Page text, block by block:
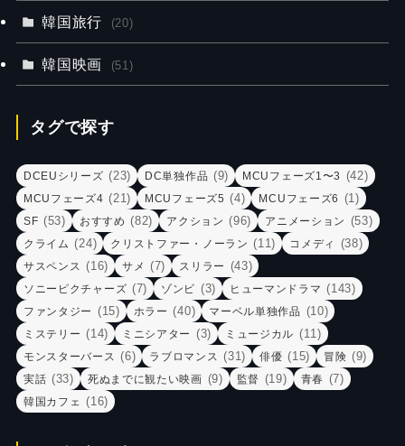
韓国旅行 (20)
韓国映画 (51)
タグで探す
DCEUシリーズ (23) DC単独作品 (9) MCUフェーズ1〜3 (42)
MCUフェーズ4 (21) MCUフェーズ5 (4) MCUフェーズ6 (1)
SF (53) おすすめ (82) アクション (96) アニメーション (53)
クライム (24) クリストファー・ノーラン (11) コメディ (38)
サスペンス (16) サメ (7) スリラー (43)
ソニーピクチャーズ (7) ゾンビ (3) ヒューマンドラマ (143)
ファンタジー (15) ホラー (40) マーベル単独作品 (10)
ミステリー (14) ミニシアター (3) ミュージカル (11)
モンスターバース (6) ラブロマンス (31) 俳優 (15) 冒険 (9)
実話 (33) 死ぬまでに観たい映画 (9) 監督 (19) 青春 (7)
韓国カフェ (16)